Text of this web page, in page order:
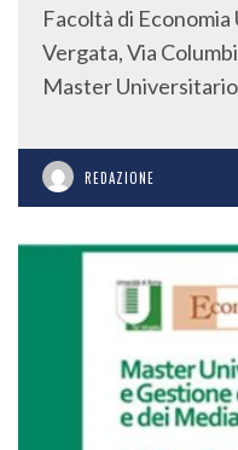
Facoltà di
Vergata, Via
Master
REDAZIONE